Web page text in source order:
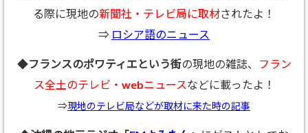
る際に現地の新聞社・テレビ局に取材されたよ！
⇒ ロシア語のニュース
◆フランスのポワティエという街の現地の雑誌、
フラン
ス全土のテレビ・webニュース などに載ったよ！
⇒現地のテレビ局などが取材に来た時の記事